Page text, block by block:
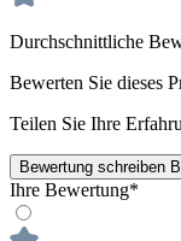
Durchschnittliche
Bewerten Sie dieses
Teilen Sie Ihre
Bewertung schreiben
Ihre Bewertung*